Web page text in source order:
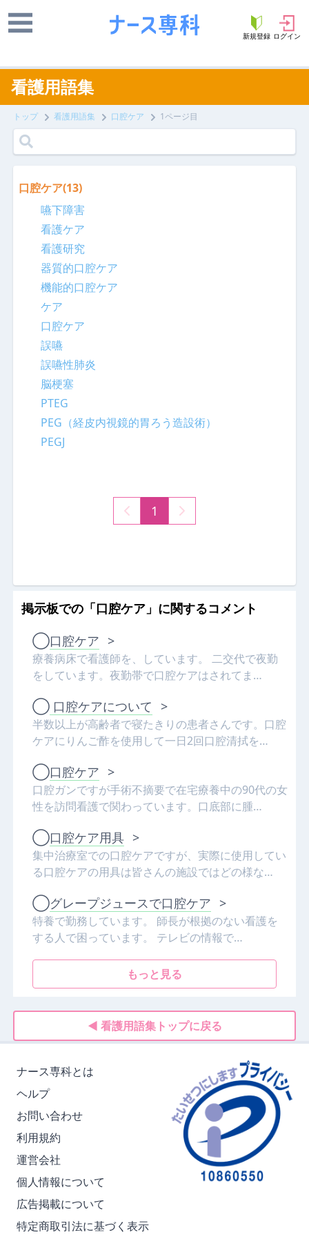
新規登録 ログイン
看護用語集
トップ 看護用語集 口腔ケア 1ページ目
口腔ケア(13)
嚥下障害
看護ケア
看護研究
器質的口腔ケア
機能的口腔ケア
ケア
口腔ケア
誤嚥
誤嚥性肺炎
脳梗塞
PTEG
PEG（経皮内視鏡的胃ろう造設術）
PEGJ
1
掲示板での「口腔ケア」に関するコメント
◯口腔ケア >
療養病床で看護師を、しています。 二交代で夜勤
をしています。夜勤帯で口腔ケアはされてま…
◯口腔ケアについて >
半数以上が高齢者で寝たきりの患者さんです。口腔
ケアにりんご酢を使用して一日2回口腔清拭を…
◯口腔ケア >
口腔ガンですが手術不摘要で在宅療養中の90代の女
性を訪問看護で関わっています。口底部に腫…
◯口腔ケア用具 >
集中治療室での口腔ケアですが、実際に使用してい
る口腔ケアの用具は皆さんの施設ではどの様な…
◯グレープジュースで口腔ケア >
特養で勤務しています。 師長が根拠のない看護を
する人で困っています。 テレビの情報で…
もっと見る
◀ 看護用語集トップに戻る
ナース専科とは
ヘルプ
お問い合わせ
利用規約
運営会社
個人情報について
広告掲載について
特定商取引法に基づく表示